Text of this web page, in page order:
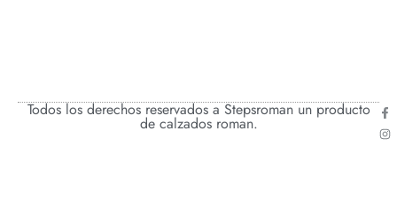
Todos los derechos reservados a Stepsroman un producto
de calzados roman.